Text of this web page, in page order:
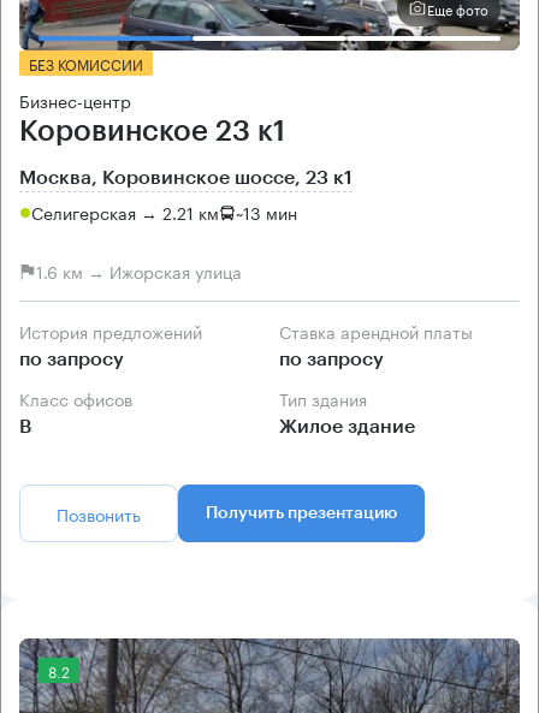
Еще фото
БЕЗ КОМИССИИ
Бизнес-центр
Коровинское 23 к1
Москва, Коровинское шоссе, 23 к1
Селигерская → 2.21 км ~13 мин
1.6 км → Ижорская улица
История предложений
по запросу
Ставка арендной платы
по запросу
Класс офисов
B
Тип здания
Жилое здание
Позвонить Получить презентацию
8.2